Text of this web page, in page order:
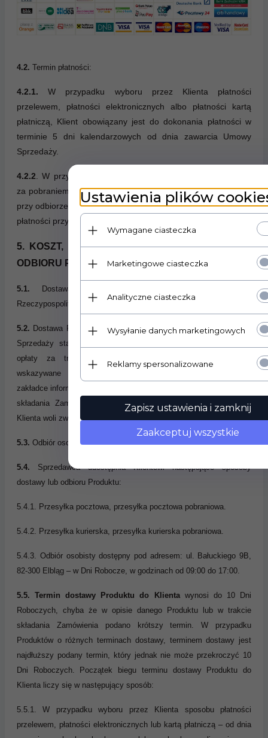
4.2. Termin płatności:
4.2.1. W przypadku wyboru przez Klienta płatności
przelewem, płatności elektronicznych albo płatności kartą
płatniczą, Klient obowiązany jest do dokonania płatności w
terminie 5 dni kalendarzowych od dnia zawarcia Umowy
Sprzedaży.
4.2.2 . W przypadku wyboru przez Klienta płatności gotówką
za pobraniem przy odbiorze przesyłki albo płatności gotówką
przy odbiorze osobistym, Klient obowiązany jest do dokonania
płatności przy odbiorze przesyłki.
5. KOSZT, SPOSOBY I TERMIN DOSTAWY ORAZ
ODBIORU PRODUKTU
5.1.
Dostawa Produktu dostępna jest na terytorium
Rzeczypospolitej Polskiej.
5.2. Dostawa Produktu do Klienta jest odpłatna, chyba że Umowa
Sprzedaży stanowi inaczej. Koszty dostawy Produktu (w tym
opłaty za transport, dostarczenie i usługi pocztowe) są
wskazywane Klientowi na stronach Sklepu Internetowego w
zakładce informacyjnej dotyczącej kosztów dostawy oraz w trakcie
składania Zamówienia, w tym także w chwili wyrażenia przez
Klienta woli związania się Umową Sprzedaży.
5.3. Odbiór osobisty Produktu przez Klienta jest bezpłatny.
5.4. Sprzedawca udostępnia Klientowi następujące sposoby
dostawy lub odbioru Produktu:
5.4.1. Przesyłka pocztowa, przesyłka pocztowa pobraniowa.
5.4.2. Przesyłka kurierska, przesyłka kurierska pobraniowa.
5.4.3. Odbiór osobisty dostępny pod adresem: ul. Bałuckiego 9B,
82-300 Elbląg – w Dni Robocze, w godzinach od 09:00 do 17:00.
5.5.Termin dostawy Produktu do Klientawynosi do 10 Dni
Roboczych, chyba że w opisie danego Produktu lub w trakcie
składania Zamówienia podano krótszy termin. W przypadku
Produktów o różnych terminach dostawy, terminem dostawy jest
najdłuższy podany termin, który jednak nie może przekroczyć 10
Dni Roboczych. Początek biegu terminu dostawy Produktu do
Klienta liczy się w następujący sposób:
5.5.1. W przypadku wyboru przez Klienta sposobu płatności
przelewem, płatności elektronicznych lub kartą płatniczą – od dnia
Ustawienia plików
Wymagane ciasteczka
Marketingowe ciasteczka
Analityczne ciasteczka
Wysyłanie danych marketingowych
Reklamy spersonalizowane
Zapisz ustawienia i zamknij
Zaakceptuj wszystkie